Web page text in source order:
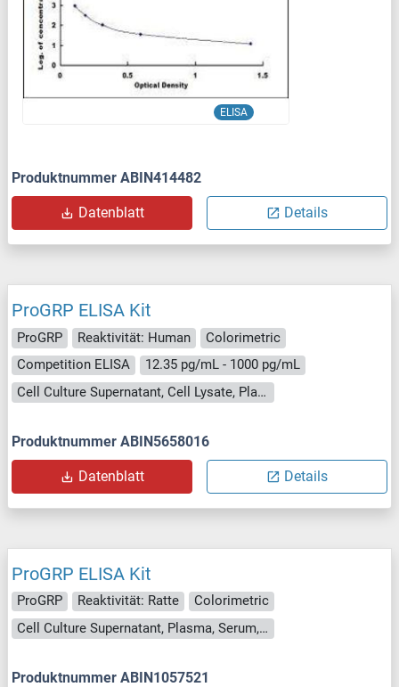
ELISA
Produktnummer ABIN414482
Datenblatt Details
ProGRP ELISA Kit
ProGRP Reaktivität: Human
Colorimetric
Competition ELISA
12.35 pg/mL - 1000 pg/mL
Cell Culture Supernatant, Cell Lysate, Plasma, Serum, Tissue Homogenate
Produktnummer ABIN5658016
Datenblatt Details
ProGRP ELISA Kit
ProGRP Reaktivität: Ratte
Colorimetric
Cell Culture Supernatant, Plasma, Serum, Tissue Homogenate
Produktnummer ABIN1057521